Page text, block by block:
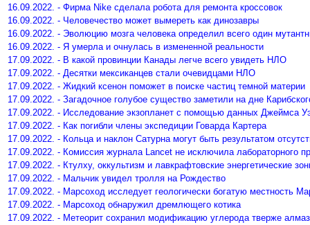
16.09.2022. - Фирма Nike сделала робота для ремонта кроссовок
16.09.2022. - Человечество может вымереть как динозавры
16.09.2022. - Эволюцию мозга человека определил всего один
16.09.2022. - Я умерла и очнулась в измененной реальности
17.09.2022. - В какой провинции Канады легче всего увидеть НЛО
17.09.2022. - Десятки мексиканцев стали очевидцами НЛО
17.09.2022. - Жидкий ксенон поможет в поиске частиц темной материи
17.09.2022. - Загадочное голубое существо заметили на дне
17.09.2022. - Исследование экзопланет с помощью данных Джеймса
17.09.2022. - Как погибли члены экспедиции Говарда Картера
17.09.2022. - Кольца и наклон Сатурна могут быть результатом
17.09.2022. - Комиссия журнала Lancet не исключила лабораторного
17.09.2022. - Ктулху, оккультизм и лавкрафтовские энергетические
17.09.2022. - Мальчик увидел тролля на Рождество
17.09.2022. - Марсоход исследует геологически богатую местность
17.09.2022. - Марсоход обнаружил дремлющего котика
17.09.2022. - Метеорит сохранил модификацию углерода тверже